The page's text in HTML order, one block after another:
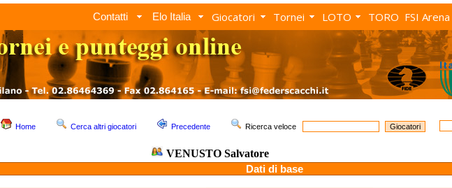
Contatti Elo Italia Giocatori Tornei LOTO TORO FSI Arena
Home Cerca altri giocatori Precedente Ricerca veloce
VENUSTO Salvatore
Dati di base